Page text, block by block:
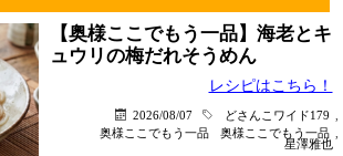
【奥様ここでもう一品】海老とキ
ュウリの梅だれそうめん
レシピはこちら！
2026/08/07 どさんこワイド179
奥様ここでもう一品
奥様ここでもう一品
星澤雅也